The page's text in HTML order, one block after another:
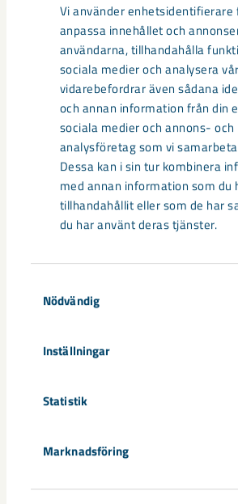
Vi använder
anpassa innehållet och
användarna, tillhandahålla
sociala medier och analysera
vidarebefordrar även sådana
och annan information från din
sociala medier och annons- och
analysföretag som vi
Dessa kan i sin tur kombinera
med annan information som du
tillhandahållit eller som de har
du har använt deras tjänster.
Nödvändig
Inställningar
Statistik
Marknadsföring
styckemalverk. Mellan dessa två
transporteras malmen i två
fyra transportörer i respektive
All råmalm från Kirunagruvan
bandgångar vilket gör att
påverkan på LKAB:s produktion.
På grund av stora rostangrepp
investeringsbeslut om att
som påbörjades 2015. Just nu
andra bandgången samtidigt
byggs. Projektet med
I sovringsverket arbetar 82
Stefan Tano.
Taggar
Stefan Tano
Stig Drugge